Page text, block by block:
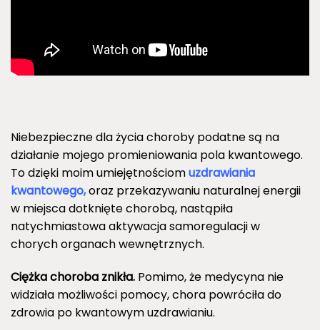
Niebezpieczne dla życia choroby podatne są na
działanie mojego promieniowania pola kwantowego.
To dzięki moim umiejętnościomuzdrawiania
kwantowego,oraz przekazywaniu naturalnej energii
w miejsca dotknięte chorobą, nastąpiła
natychmiastowa aktywacja samoregulacji w
chorych organach wewnętrznych.
Ciężka choroba znikła. Pomimo, że medycyna nie
widziała możliwości pomocy, chora powróciła do
zdrowia po kwantowym uzdrawianiu.